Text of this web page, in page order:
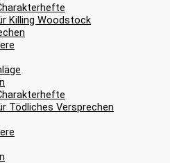
Killing Woodstock
Tödliches Versprechen